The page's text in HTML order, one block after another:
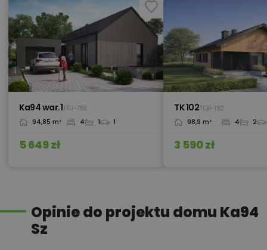
Kredyt hipoteczny z operatem za
0 zł
800,00 zł
Okna, żaluzje, rolety 450,00 zł
Pakiet szamba szczelnego 300,00 zł
Ka94 war.1TRJ-785
94,85 m² 4 1 1
5 649 zł
TK 102TQB-192
98,9 m² 4 2
3 590 zł
Opinie do projektu domu Ka94
Sz